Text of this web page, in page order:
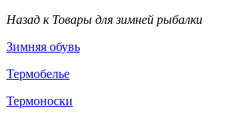
Назад к Товары для зимней рыбалки
Зимняя обувь
Термобелье
Термоноски